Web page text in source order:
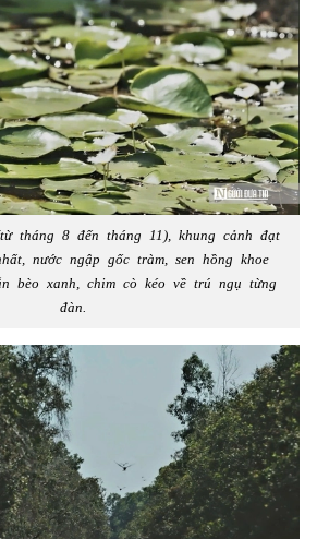
tháng 8 đến tháng 11), khung cảnh đạt
nước ngập gốc tràm, sen hồng khoe
bèo xanh, chim cò kéo về trú ngụ từng
đàn.